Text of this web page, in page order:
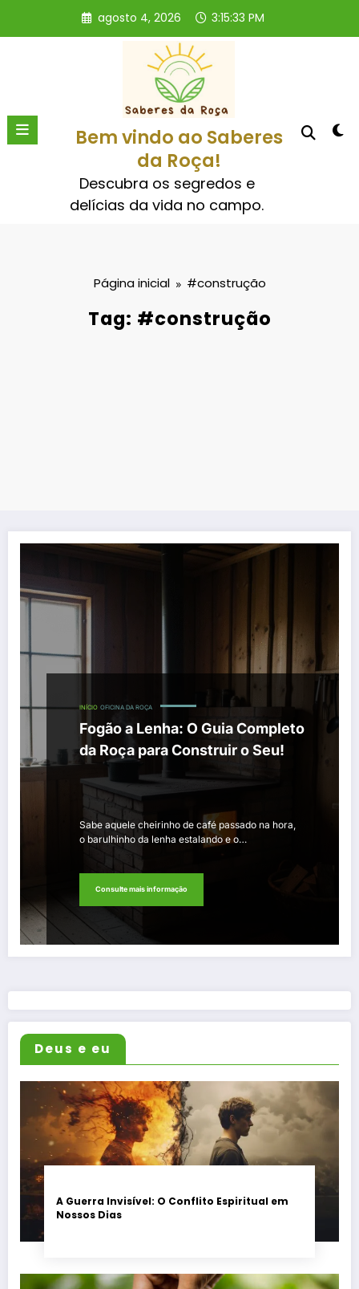
o
agosto 4, 2026 3:15:34 PM
Bem vindo ao Saberes
da Roça!
Descubra os segredos e
delícias da vida no campo.
Página inicial #construção
Tag: #construção
INÍCIO OFICINA DA ROÇA
Fogão a Lenha: O Guia Completo
da Roça para Construir o Seu!
Sabe aquele cheirinho de café passado na hora,
o barulhinho da lenha estalando e o…
Consulte mais informação
Deus e eu
A Guerra Invisível: O Conflito Espiritual em
Nossos Dias